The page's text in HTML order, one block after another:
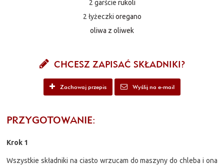
2 garście rukoli
2 łyżeczki oregano
oliwa z oliwek
CHCESZ ZAPISAĆ SKŁADNIKI?
Zachowaj przepis Wyślij na e-mail
PRZYGOTOWANIE:
Krok 1
Wszystkie składniki na ciasto wrzucam do maszyny do chleba i ona